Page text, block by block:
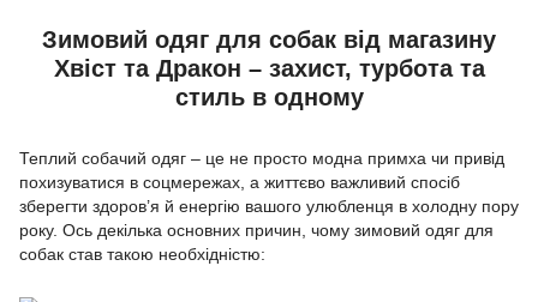
Зимовий одяг для собак від магазину
Хвіст та Дракон – захист, турбота та
стиль в одному
Теплий собачий одяг – це не просто модна примха чи привід
похизуватися в соцмережах, а життєво важливий спосіб
зберегти здоров’я й енергію вашого улюбленця в холодну пору
року. Ось декілька основних причин, чому зимовий одяг для
собак став такою необхідністю: